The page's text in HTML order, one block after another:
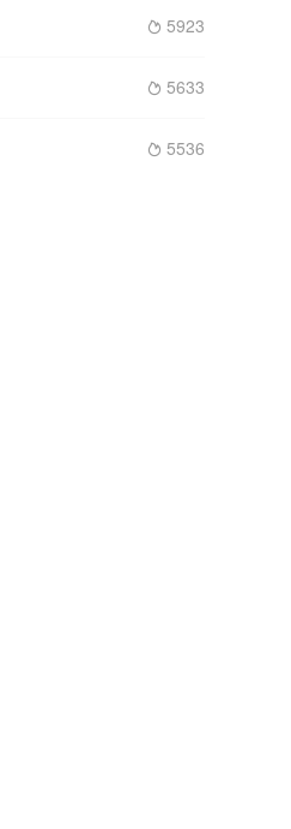
 5923
 5633
 5536